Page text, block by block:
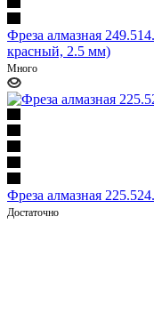
Фреза алмазная
красный, 2.5 мм)
Много
Фреза алмазная
Достаточно